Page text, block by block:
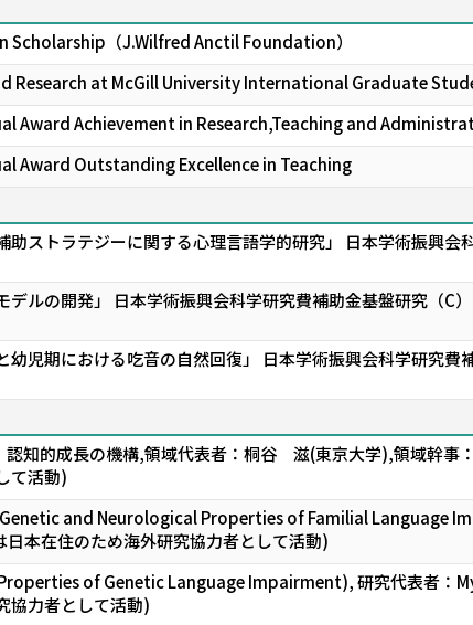
（J.Wilfred Anctil Foundation）
Research at McGill University International Graduate
Award Achievement in Research,Teaching and
Award Outstanding Excellence in Teaching
助ストラテジーに関する心理言語学的研究」 日本学術振興会
デルの開発」 日本学術振興会科学研究費補助金基盤研究（C）
幼児期における吃音の自然回復」 日本学術振興会科学研究費
認知的成長の機構,領域代表者：桐谷 滋(東京大学),領域幹
て活動)
and Neurological Properties of Familial Language
本在住のため海外研究協力者として活動)
of Genetic Language Impairment), 研究代表者：
協力者として活動)